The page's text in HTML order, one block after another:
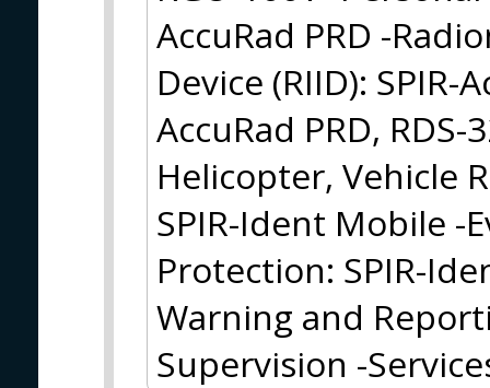
AccuRad PRD -
Device (RIID): SPIR-
AccuRad PRD, RDS-
Helicopter, Vehicle
SPIR-Ident Mobile -
Protection: SPIR-
Warning and
Supervision -